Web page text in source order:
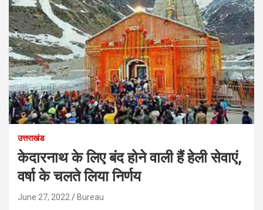
उत्तराखंड
केदारनाथ के लिए बंद होने वाली हैं हेली सेवाएं,
वर्षा के चलते लिया निर्णय
June 27, 2022 Bureau